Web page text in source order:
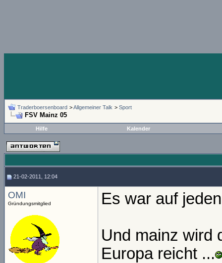
Traderboersenboard >Allgemeiner Talk > Sport
FSV Mainz 05
Hilfe Kalender
21-02-2011, 12:04
OMI
Gründungsmitglied Es war auf
Und mainz wird
Europa reicht ...